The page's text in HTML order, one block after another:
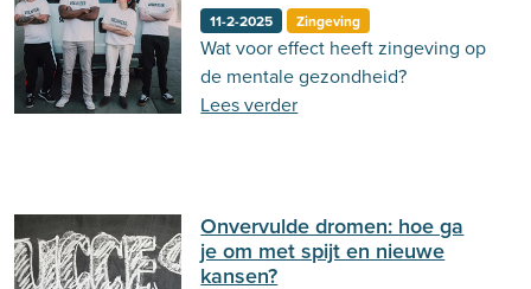
11-2-2025 Zingeving
Wat voor effect heeft zingeving op
de mentale gezondheid?
Lees verder
Onvervulde dromen: hoe ga
je om met spijt en nieuwe
kansen?